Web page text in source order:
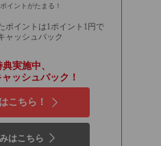
イントがたまる！
ポイントは1ポイント1円で
ャッシュバック
実施中、
ッシュバック！
こちら！
はこちら